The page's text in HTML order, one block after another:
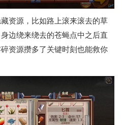
资源，比如路上滚来滚去的草
边绕来绕去的苍蝇点中之后直
资源攒多了关键时刻也能救你